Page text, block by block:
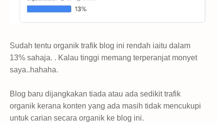
Sudah tentu organik trafik blog ini rendah iaitu dalam
13% sahaja. . Kalau tinggi memang terperanjat monyet
saya..hahaha.
Blog baru dijangkakan tiada atau ada sedikit trafik
organik kerana konten yang ada masih tidak mencukupi
untuk carian secara organik ke blog ini.